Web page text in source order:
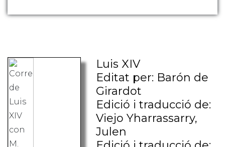
Luis XIV
Editat per: Barón de
Girardot
Edició i traducció de:
Viejo Yharrassarry,
Julen